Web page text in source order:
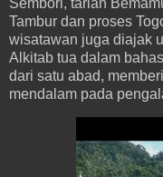
Tambur dan proses
wisatawan juga diajak
Alkitab tua dalam
dari satu abad,
mendalam pada